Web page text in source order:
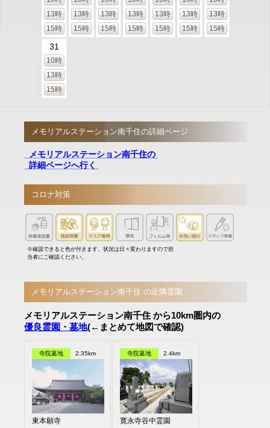
13時
15時
13時
15時
13時
15時
13時
15時
13時
15時
13時
15時
13時
15時
31
10時
13時
15時
メモリアルステーション南千住の詳細ページ
メモリアルステーション南千住の
詳細ページへ行く
コロナ対策
※確認できると色が付きます。状況は日々変わりますので担
当者にご確認ください。
メモリアルステーション南千住 の近隣霊園
メモリアルステーション南千住 から10km圏内の
優良霊園・墓地(←まとめて地図で確認)
寺院墓地 2.35km
東本願寺
寺院墓地 2.4km
寛永寺谷中霊園